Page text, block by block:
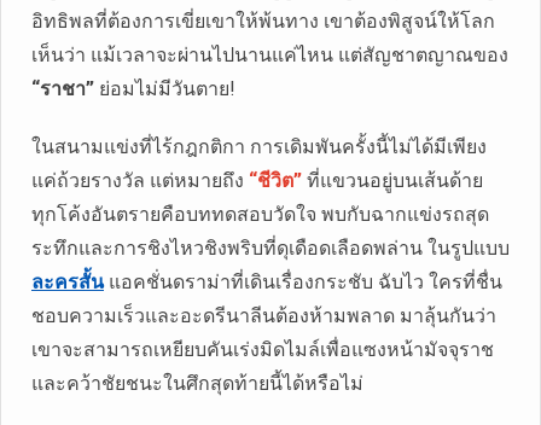
อิทธิพลที่ต้องการเขี่ยเขาให้พ้นทาง เขาต้องพิสูจน์ให้โลก
เห็นว่า แม้เวลาจะผ่านไปนานแค่ไหน แต่สัญชาตญาณของ
“ราชา” ย่อมไม่มีวันตาย!
ในสนามแข่งที่ไร้กฎกติกา การเดิมพันครั้งนี้ไม่ได้มีเพียง
แค่ถ้วยรางวัล แต่หมายถึง “ชีวิต” ที่แขวนอยู่บนเส้นด้าย
ทุกโค้งอันตรายคือบททดสอบวัดใจ พบกับฉากแข่งรถสุด
ระทึกและการชิงไหวชิงพริบที่ดุเดือดเลือดพล่าน ในรูปแบบ
ละครสั้นแอคชั่นดราม่าที่เดินเรื่องกระชับ ฉับไว ใครที่ชื่น
ชอบความเร็วและอะดรีนาลีนต้องห้ามพลาด มาลุ้นกันว่า
เขาจะสามารถเหยียบคันเร่งมิดไมล์เพื่อแซงหน้ามัจจุราช
และคว้าชัยชนะในศึกสุดท้ายนี้ได้หรือไม่